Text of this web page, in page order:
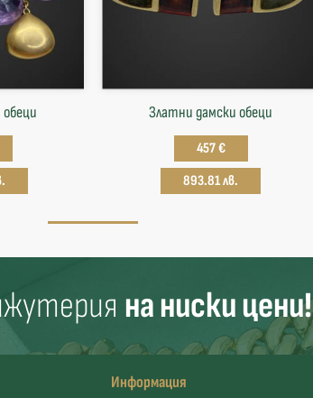
Златни дамски обеци
457 €
893.81 лв.
на ниски цени!
Информация